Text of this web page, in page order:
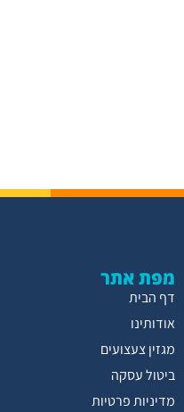
מפת אתר
דף הבית
אודותינו
מגזין צעצועים
ביטול עסקה
מדיניות פרטיות